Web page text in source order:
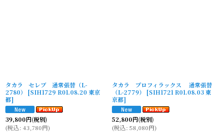
タカラ セレブ 通常張替（L-
2780）
[SIH1729 R01.08.20 東京
都]
39,800円(税別)
(税込: 43,780円)
タカラ プロフィラックス 通常張替
（L-2779）
[SIH1721 R01.08.03 東
京都]
52,800円(税別)
(税込: 58,080円)